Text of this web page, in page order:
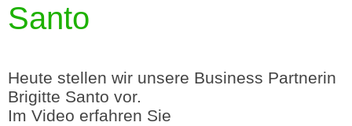
Santo
Heute stellen wir unsere Business Partnerin
Brigitte Santo vor.
Im Video erfahren Sie